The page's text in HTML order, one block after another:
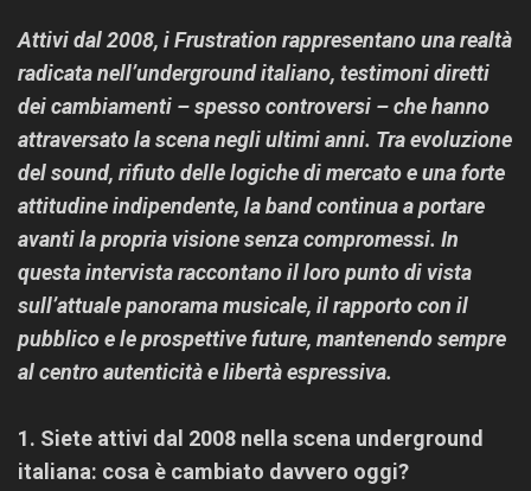
Attivi dal 2008, i Frustration rappresentano una realtà
radicata nell’underground italiano, testimoni diretti
dei cambiamenti – spesso controversi – che hanno
attraversato la scena negli ultimi anni. Tra evoluzione
del sound, rifiuto delle logiche di mercato e una forte
attitudine indipendente, la band continua a portare
avanti la propria visione senza compromessi. In
questa intervista raccontano il loro punto di vista
sull’attuale panorama musicale, il rapporto con il
pubblico e le prospettive future, mantenendo sempre
al centro autenticità e libertà espressiva.
1. Siete attivi dal 2008 nella scena underground
italiana: cosa è cambiato davvero oggi?